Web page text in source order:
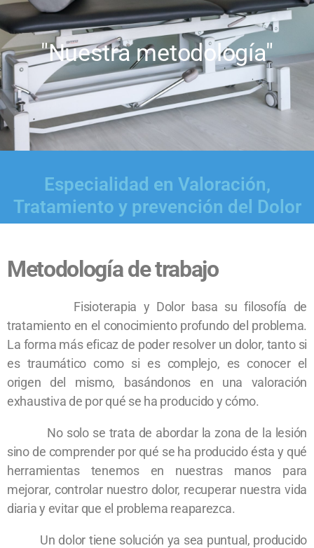
"Nuestra metodología"
Especialidad en Valoración,
Tratamiento y prevención del Dolor
Metodología de trabajo
Fisioterapia y Dolor basa su filosofía de
tratamiento en el conocimiento profundo del problema.
La forma más eficaz de poder resolver un dolor, tanto si
es traumático como si es complejo, es conocer el
origen del mismo, basándonos en una valoración
exhaustiva de por qué se ha producido y cómo.
No solo se trata de abordar la zona de la lesión
sino de comprender por qué se ha producido ésta y qué
herramientas tenemos en nuestras manos para
mejorar, controlar nuestro dolor, recuperar nuestra vida
diaria y evitar que el problema reaparezca.
Un dolor tiene solución ya sea puntual, producido